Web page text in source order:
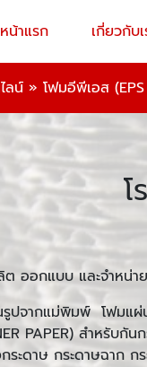
หน้าแรก เกี่ยวกับเ
ลน์ » โฟมอีพีเอส
ต ออกแบบ และจำหน่
ปจากแม่พิมพ์ โฟมแผ่น
PAPER) สำหรับกัน
ะดาษ กระดาษฉาก ก